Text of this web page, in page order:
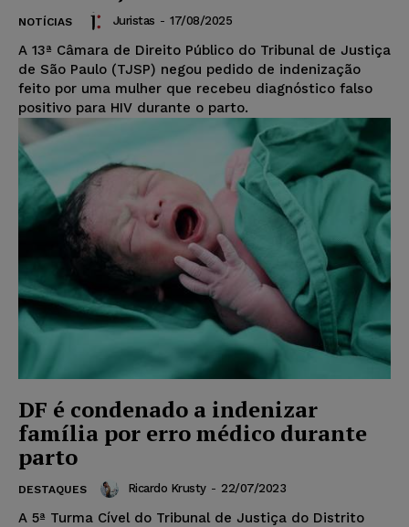
NOTÍCIAS Juristas - 17/08/2025
A 13ª Câmara de Direito Público do Tribunal de Justiça
de São Paulo (TJSP) negou pedido de indenização
feito por uma mulher que recebeu diagnóstico falso
positivo para HIV durante o parto.
DF é condenado a indenizar
família por erro médico durante
parto
DESTAQUES Ricardo Krusty - 22/07/2023
A 5ª Turma Cível do Tribunal de Justiça do Distrito